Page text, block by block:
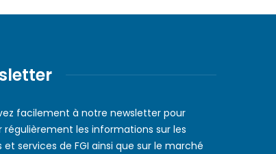
facilement à notre newsletter pour
régulièrement les informations sur les
et services de FGI ainsi que sur le marché